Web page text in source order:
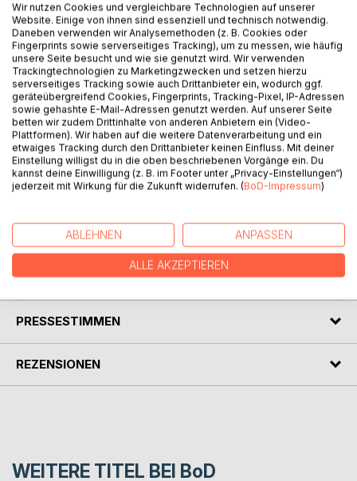
BESCHREIBUNG
Lassen Sie sich fallen in die Arme Gottes, und Ihre Seele
heilt. Wir sind, die wir sind. Und unser inneres Kind will
Anerkennung, Liebe & Freude sein, und es heilt durch Gott.
Wir spüren die Liebe dieses Kindes und Gott lenkt. Wir
lernen mehr über uns selber und lösen uns aus falschen
Glaubenssätzen, wenn wir Gott bitten. Auch Verständnis für
das Leben und Empfinden des Kindes, sowie Klärung
unserer Annahmen über uns und das Elternhaus werden
Freude mit dem Buch, das dieser Klärung dient.
AUTOR/IN
PRESSESTIMMEN
REZENSIONEN
WEITERE TITEL BEI BoD
Wir nutzen Cookies und vergleichbare Technologien auf unserer
Website. Einige von ihnen sind essenziell und technisch notwendig.
Daneben verwenden wir Analysemethoden (z. B. Cookies oder
Fingerprints sowie serverseitiges Tracking), um zu messen, wie häufig
unsere Seite besucht und wie sie genutzt wird. Wir verwenden
Trackingtechnologien zu Marketingzwecken und setzen hierzu
serverseitiges Tracking sowie auch Drittanbieter ein, wodurch ggf.
geräteübergreifend Cookies, Fingerprints, Tracking-Pixel, IP-Adressen
sowie gehashte E-Mail-Adressen genutzt werden. Auf unserer Seite
betten wir zudem Drittinhalte von anderen Anbietern ein (Video-
Plattformen). Wir haben auf die weitere Datenverarbeitung und ein
etwaiges Tracking durch den Drittanbieter keinen Einfluss. Mit deiner
Einstellung willigst du in die oben beschriebenen Vorgänge ein. Du
kannst deine Einwilligung (z. B. im Footer unter „Privacy-Einstellungen“)
jederzeit mit Wirkung für die Zukunft widerrufen. (BoD-Impressum)
ABLEHNEN ANPASSEN
ALLE AKZEPTIEREN